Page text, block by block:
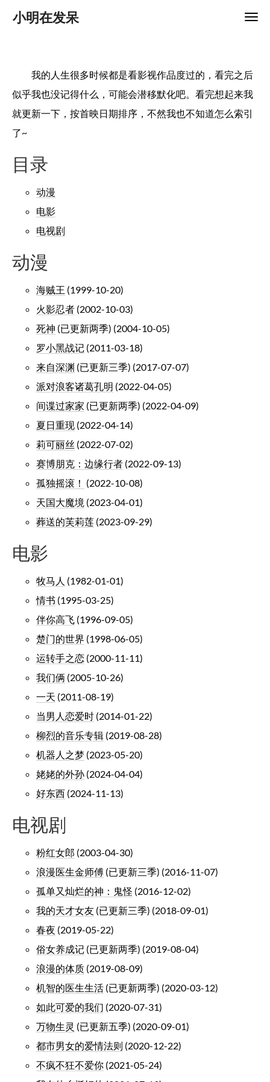
小明在发呆
我的人生很多时候都是看影视作品度过的，看完之后
似乎我也没记得什么，可能会潜移默化吧。看完想起来我
就更新一下，按首映日期排序，不然我也不知道怎么索引
了~
目录
动漫
电影
电视剧
动漫
海贼王 (1999-10-20)
火影忍者 (2002-10-03)
死神 (已更新两季) (2004-10-05)
罗小黑战记 (2011-03-18)
来自深渊 (已更新三季) (2017-07-07)
派对浪客诸葛孔明 (2022-04-05)
间谍过家家 (已更新两季) (2022-04-09)
夏日重现 (2022-04-14)
莉可丽丝 (2022-07-02)
赛博朋克：边缘行者 (2022-09-13)
孤独摇滚！ (2022-10-08)
天国大魔境 (2023-04-01)
葬送的芙莉莲 (2023-09-29)
电影
牧马人 (1982-01-01)
情书 (1995-03-25)
伴你高飞 (1996-09-05)
楚门的世界 (1998-06-05)
运转手之恋 (2000-11-11)
我们俩 (2005-10-26)
一天 (2011-08-19)
当男人恋爱时 (2014-01-22)
柳烈的音乐专辑 (2019-08-28)
机器人之梦 (2023-05-20)
姥姥的外孙 (2024-04-04)
好东西 (2024-11-13)
电视剧
粉红女郎 (2003-04-30)
浪漫医生金师傅 (已更新三季) (2016-11-07)
孤单又灿烂的神：鬼怪 (2016-12-02)
我的天才女友 (已更新三季) (2018-09-01)
春夜 (2019-05-22)
俗女养成记 (已更新两季) (2019-08-04)
浪漫的体质 (2019-08-09)
机智的医生生活 (已更新两季) (2020-03-12)
如此可爱的我们 (2020-07-31)
万物生灵 (已更新五季) (2020-09-01)
都市男女的爱情法则 (2020-12-22)
不疯不狂不爱你 (2021-05-24)